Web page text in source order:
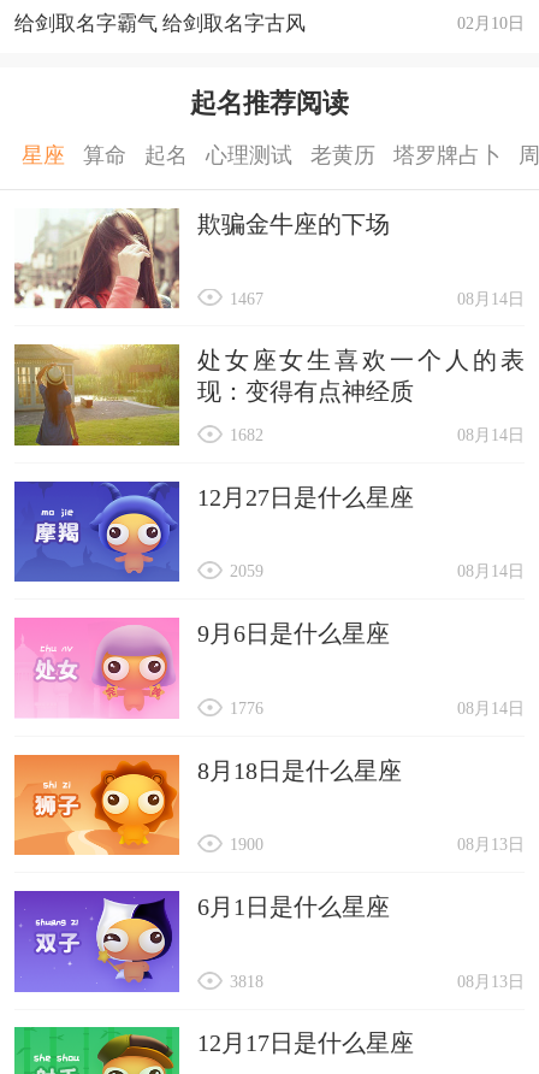
02月10日
给剑取名字霸气 给剑取名字古风
起名推荐阅读
星座 算命 起名 心理测试 老黄历 塔罗牌占卜
欺骗金牛座的下场
08月14日
1467
处女座女生喜欢一个人的表
现：变得有点神经质
08月14日
1682
12月27日是什么星座
08月14日
2059
9月6日是什么星座
08月14日
1776
8月18日是什么星座
08月13日
1900
6月1日是什么星座
08月13日
3818
12月17日是什么星座